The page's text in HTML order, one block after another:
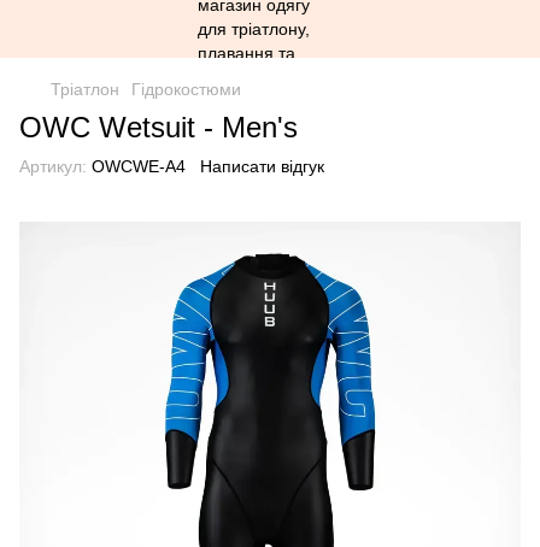
Тріатлон Гідрокостюми
OWC Wetsuit - Men's
Артикул: OWCWE-A4 Написати відгук